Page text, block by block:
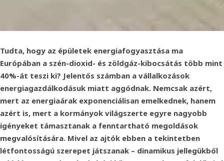
Tudta, hogy az épületek energiafogyasztása ma
Európában a szén-dioxid- és zöldgáz-kibocsátás több mint
40%-át teszi ki? Jelentős számban a vállalkozások
energiagazdálkodásuk miatt aggódnak. Nemcsak azért,
mert az energiaárak exponenciálisan emelkednek, hanem
azért is, mert a kormányok világszerte egyre nagyobb
igényeket támasztanak a fenntartható megoldások
megvalósítására. Mivel az ajtók ebben a tekintetben
létfontosságú szerepet játszanak – dinamikus jellegükből